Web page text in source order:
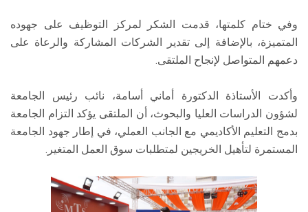
وفي ختام كلمتها، قدمت الشكر لمركز التوظيف على جهوده
المتميزة، بالإضافة إلى تقدير الشركات المشاركة والرعاة على
دعمهم المتواصل لإنجاح الملتقى.
وأكدت الأستاذة الدكتورة أماني أسامة، نائب رئيس الجامعة
لشؤون الدراسات العليا والبحوث، أن الملتقى يؤكد التزام الجامعة
بدمج التعليم الأكاديمي مع الجانب العملي، في إطار جهود الجامعة
المستمرة لتأهيل الخريجين لمتطلبات سوق العمل المتغير.